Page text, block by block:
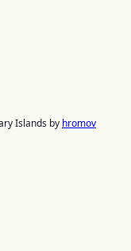
Islands by hromov